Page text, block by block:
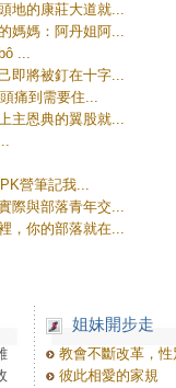
地的康莊大道就...
媽媽：阿丹姐阿...
...
即將被釘在十字...
痛到需要住...
主恩典的翼股就...
營筆記我...
際與部落青年交...
，你的部落就在...
姐妹開步走
教會不斷改革，性
彼此相愛的家規